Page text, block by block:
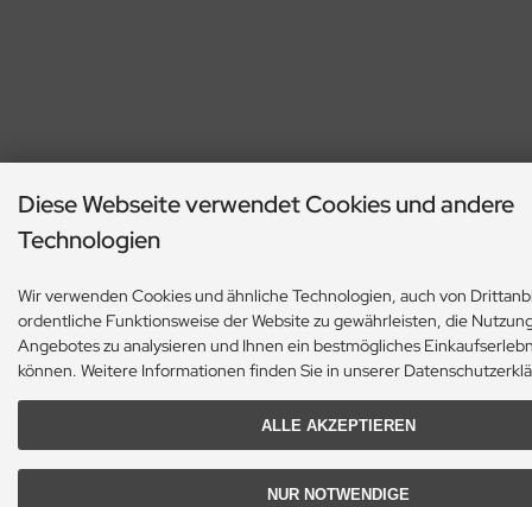
Diese Webseite verwendet Cookies und andere
Technologien
Wir verwenden Cookies und ähnliche Technologien, auch von
ordentliche Funktionsweise der Website zu gewährleisten, die
Angebotes zu analysieren und Ihnen ein bestmögliches
können. Weitere Informationen finden Sie in unserer
ALLE AKZEPTIEREN
NUR NOTWENDIGE